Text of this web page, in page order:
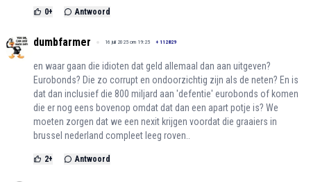
0+ Antwoord
dumbfarmer 16 juli 2025 om 19:25 + 112829
en waar gaan die idioten dat geld allemaal dan aan uitgeven?
Eurobonds? Die zo corrupt en ondoorzichtig zijn als de neten? En is
dat dan inclusief die 800 miljard aan 'defentie' eurobonds of komen
die er nog eens bovenop omdat dat dan een apart potje is? We
moeten zorgen dat we een nexit krijgen voordat die graaiers in
brussel nederland compleet leeg roven..
2+ Antwoord